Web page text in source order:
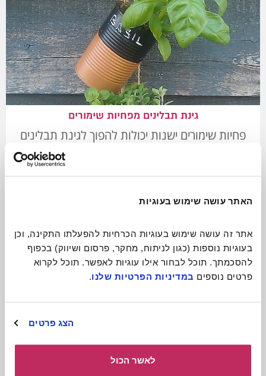
האתר עושה שימוש בעוגיות
פרטים נוספים במדיניות הפרטיות שלנו.
הצג פרטים
לאשר הכול
גינת תבלינים מפחיות שימורים
פחיות שימורים ישנות יכולות להפוך לגינת תבלינים
לכתבה המלאה